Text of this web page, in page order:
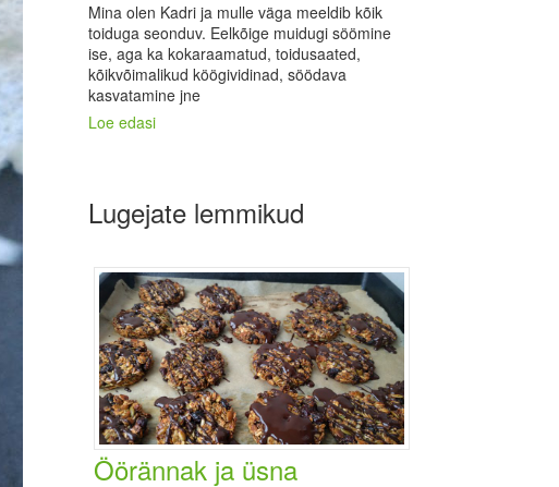
Mina olen Kadri ja mulle väga meeldib kõik
toiduga seonduv. Eelkõige muidugi söömine
ise, aga ka kokaraamatud, toidusaated,
kõikvõimalikud köögividinad, söödava
kasvatamine jne
Loe edasi
Lugejate lemmikud
Öörännak ja üsna